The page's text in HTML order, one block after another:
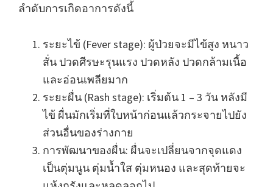
ลำดับการเกิดอาการดังนี้
ระยะไข้ (Fever stage): ผู้ป่วยจะมีไข้สูง หนาว
สั่น ปวดศีรษะรุนแรง ปวดหลัง ปวดกล้ามเนื้อ
และอ่อนเพลียมาก
ระยะผื่น (Rash stage): เริ่มต้น 1 – 3 วัน หลังมี
ไข้ ผื่นมักเริ่มที่ใบหน้าก่อนแล้วกระจายไปยัง
ส่วนอื่นของร่างกาย
การพัฒนาของผื่น: ผื่นจะเปลี่ยนจากจุดแดง
เป็นตุ่มนูน ตุ่มน้ำใส ตุ่มหนอง และสุดท้ายจะ